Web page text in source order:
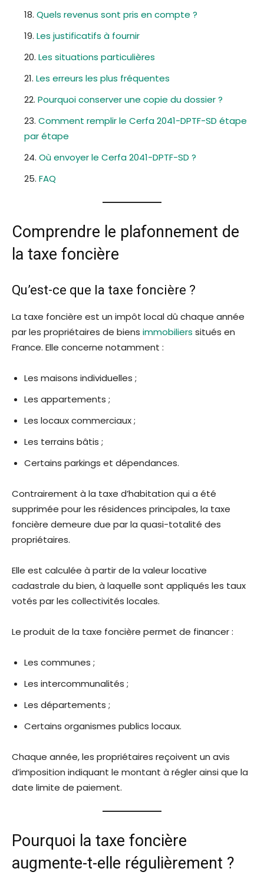
Quels revenus sont pris en compte ?
Les justificatifs à fournir
Les situations particulières
Les erreurs les plus fréquentes
Pourquoi conserver une copie du dossier ?
Comment remplir le Cerfa 2041-DPTF-SD étape
par étape
Où envoyer le Cerfa 2041-DPTF-SD ?
FAQ
Comprendre le plafonnement de
la taxe foncière
Qu’est-ce que la taxe foncière ?
La taxe foncière est un impôt local dû chaque année
par les propriétaires de biens immobiliers situés en
France. Elle concerne notamment :
Les maisons individuelles ;
Les appartements ;
Les locaux commerciaux ;
Les terrains bâtis ;
Certains parkings et dépendances.
Contrairement à la taxe d’habitation qui a été
supprimée pour les résidences principales, la taxe
foncière demeure due par la quasi-totalité des
propriétaires.
Elle est calculée à partir de la valeur locative
cadastrale du bien, à laquelle sont appliqués les taux
votés par les collectivités locales.
Le produit de la taxe foncière permet de financer :
Les communes ;
Les intercommunalités ;
Les départements ;
Certains organismes publics locaux.
Chaque année, les propriétaires reçoivent un avis
d’imposition indiquant le montant à régler ainsi que la
date limite de paiement.
Pourquoi la taxe foncière
augmente-t-elle régulièrement ?